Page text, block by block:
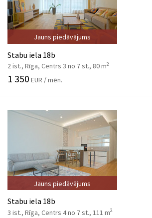
Jauns piedāvājums
Stabu iela 18b
2 ist., Rīga, Centrs 3 no 7 st., 80 m2
1 350 EUR / mēn.
Jauns piedāvājums
Stabu iela 18b
3 ist., Rīga, Centrs 4 no 7 st., 111 m2